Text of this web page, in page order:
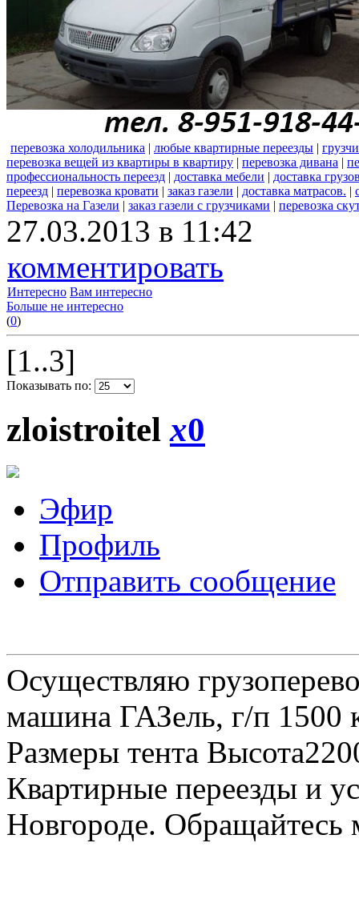
перевозка холодильника | любые квартирные переезды |
перевозка вещей из квартиры в квартиру | перевозка дивана |
профессиональность переезд | доставка мебели | доставка
переезд | перевозка кровати | заказ газели | доставка матрасов. |
Перевозка на Газели | заказ газели с грузчиками | перевозка
27.03.2013 в 11:42
комментировать
Интересно Вам интересно
Больше не интересно
(0)
[1..3]
Показывать по:
zloistroitelx0
Эфир
Профиль
Отправить сообщение
Осуществляю
машина ГАЗель, г/п 1500
Размеры тента
Квартирные переезды и
Новгороде.